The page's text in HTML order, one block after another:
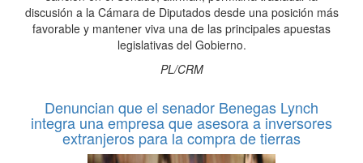
discusión a la Cámara de Diputados desde una posición más
favorable y mantener viva una de las principales apuestas
legislativas del Gobierno.
PL/CRM
Denuncian que el senador Benegas Lynch
integra una empresa que asesora a inversores
extranjeros para la compra de tierras